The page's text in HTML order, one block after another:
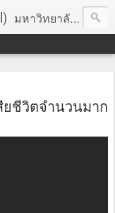
มหาวิทยาลัยประชาชน เพื่อการปฏิวัติประชาชนโดยสันติ Truths :: Peace :: Revolution :: Universal Human Rights :: Democracy (TPRUD)
ยชีวิตจำนวนมาก